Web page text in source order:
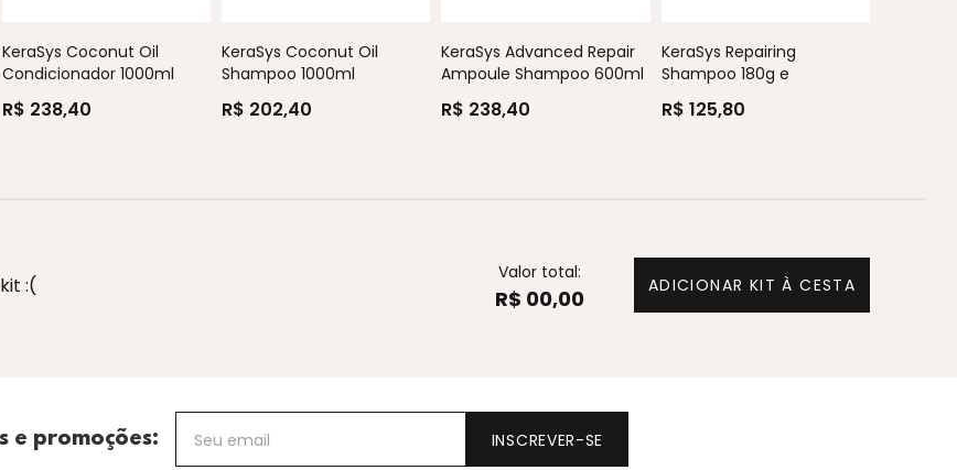
KeraSys Coconut Oil
Condicionador 1000ml
R$ 238,40
KeraSys Coconut Oil
Shampoo 1000ml
R$ 202,40
KeraSys Advanced Repair
Ampoule Shampoo 600ml
R$ 238,40
KeraSys Repairing
Shampoo 180g e
Condicionad...
R$ 125,80
:(
Valor total:
R$ 00,00 ADICIONAR KIT À CESTA
e promoções: INSCREVER-SE